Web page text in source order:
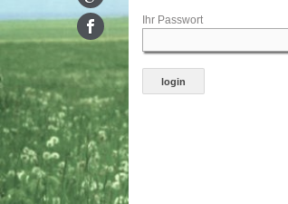
Ihr Passwort